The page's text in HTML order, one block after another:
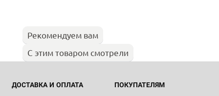
Рекомендуем вам
С этим товаром смотрели
ДОСТАВКА И ОПЛАТА ПОКУПАТЕЛЯМ